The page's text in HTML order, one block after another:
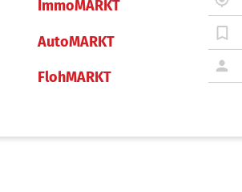
ImmoMARKT
AutoMARKT
FlohMARKT